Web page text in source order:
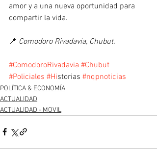
amor y a una nueva oportunidad para
compartir la vida.
📍 Comodoro Rivadavia, Chubut.
#ComodoroRivadavia #Chubut
#Policiales #Historias #nqpnoticias
POLÍTICA & ECONOMÍA
ACTUALIDAD
ACTUALIDAD - MOVIL